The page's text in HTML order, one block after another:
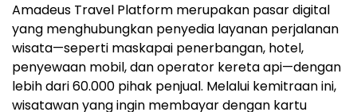
Amadeus Travel Platform merupakan pasar digital
yang menghubungkan penyedia layanan perjalanan
wisata—seperti maskapai penerbangan, hotel,
penyewaan mobil, dan operator kereta api—dengan
lebih dari 60.000 pihak penjual. Melalui kemitraan ini,
wisatawan yang ingin membayar dengan kartu